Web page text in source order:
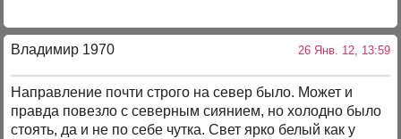
Владимир 1970 26 Янв. 12, 13:59
Направление почти строго на север было. Может и
правда повезло с северным сиянием, но холодно было
стоять, да и не по себе чутка. Свет ярко белый как у